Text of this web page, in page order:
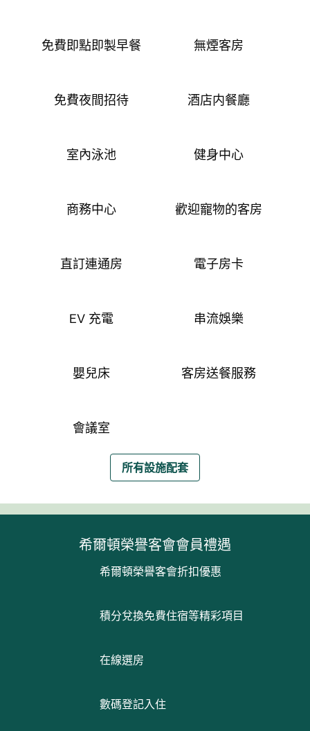
免費即點即製早餐 無煙客房
免費夜間招待 酒店内餐廳
室內泳池 健身中心
商務中心 歡迎寵物的客房
直訂連通房 電子房卡
EV 充電 串流娛樂
嬰兒床 客房送餐服務
會議室
所有設施配套
希爾頓榮譽客會會員禮遇
希爾頓榮譽客會折扣優惠
積分兌換免費住宿等精彩項目
在線選房
數碼登記入住